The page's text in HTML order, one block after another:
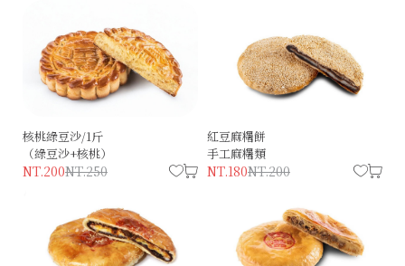
核桃綠豆沙/1斤
（綠豆沙+核桃）
NT.200NT.250
紅豆麻糬餅
手工麻糬類
NT.180NT.200